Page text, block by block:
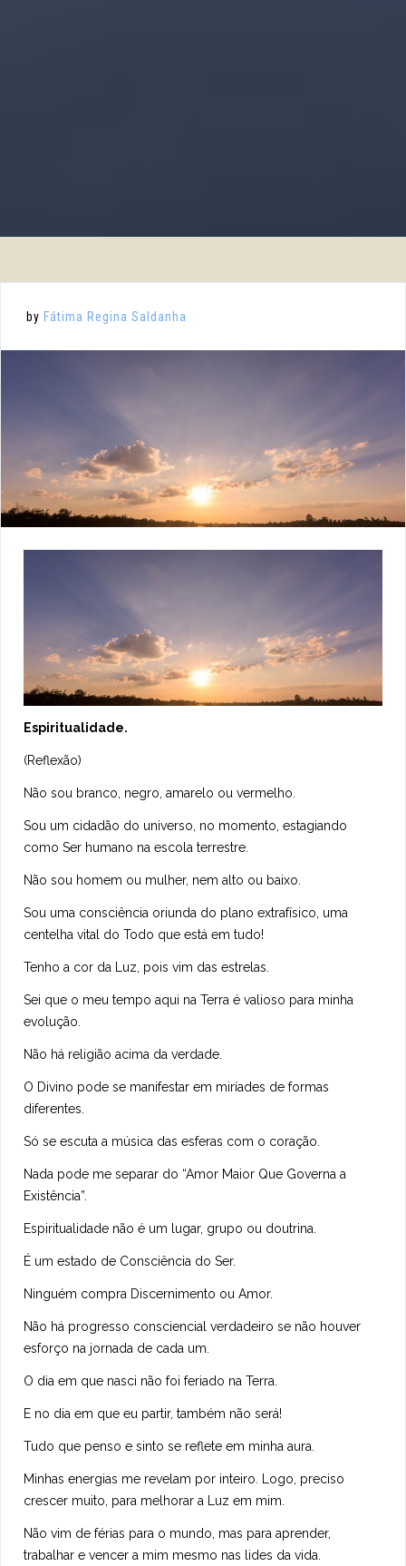
by Fátima Regina Saldanha
Espiritualidade.
(Reflexão)
Não sou branco, negro, amarelo ou vermelho.
Sou um cidadão do universo, no momento, estagiando
como Ser humano na escola terrestre.
Não sou homem ou mulher, nem alto ou baixo.
Sou uma consciência oriunda do plano extrafísico, uma
centelha vital do Todo que está em tudo!
Tenho a cor da Luz, pois vim das estrelas.
Sei que o meu tempo aqui na Terra é valioso para minha
evolução.
Não há religião acima da verdade.
O Divino pode se manifestar em miríades de formas
diferentes.
Só se escuta a música das esferas com o coração.
Nada pode me separar do “Amor Maior Que Governa a
Existência”.
Espiritualidade não é um lugar, grupo ou doutrina.
É um estado de Consciência do Ser.
Ninguém compra Discernimento ou Amor.
Não há progresso consciencial verdadeiro se não houver
esforço na jornada de cada um.
O dia em que nasci não foi feriado na Terra.
E no dia em que eu partir, também não será!
Tudo que penso e sinto se reflete em minha aura.
Minhas energias me revelam por inteiro. Logo, preciso
crescer muito, para melhorar a Luz em mim.
Não vim de férias para o mundo, mas para aprender,
trabalhar e vencer a mim mesmo nas lides da vida.